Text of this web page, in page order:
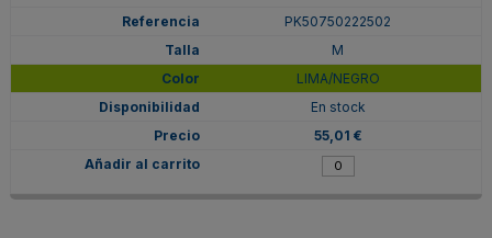
PK50750222502
M
LIMA/NEGRO
En stock
55,01 €